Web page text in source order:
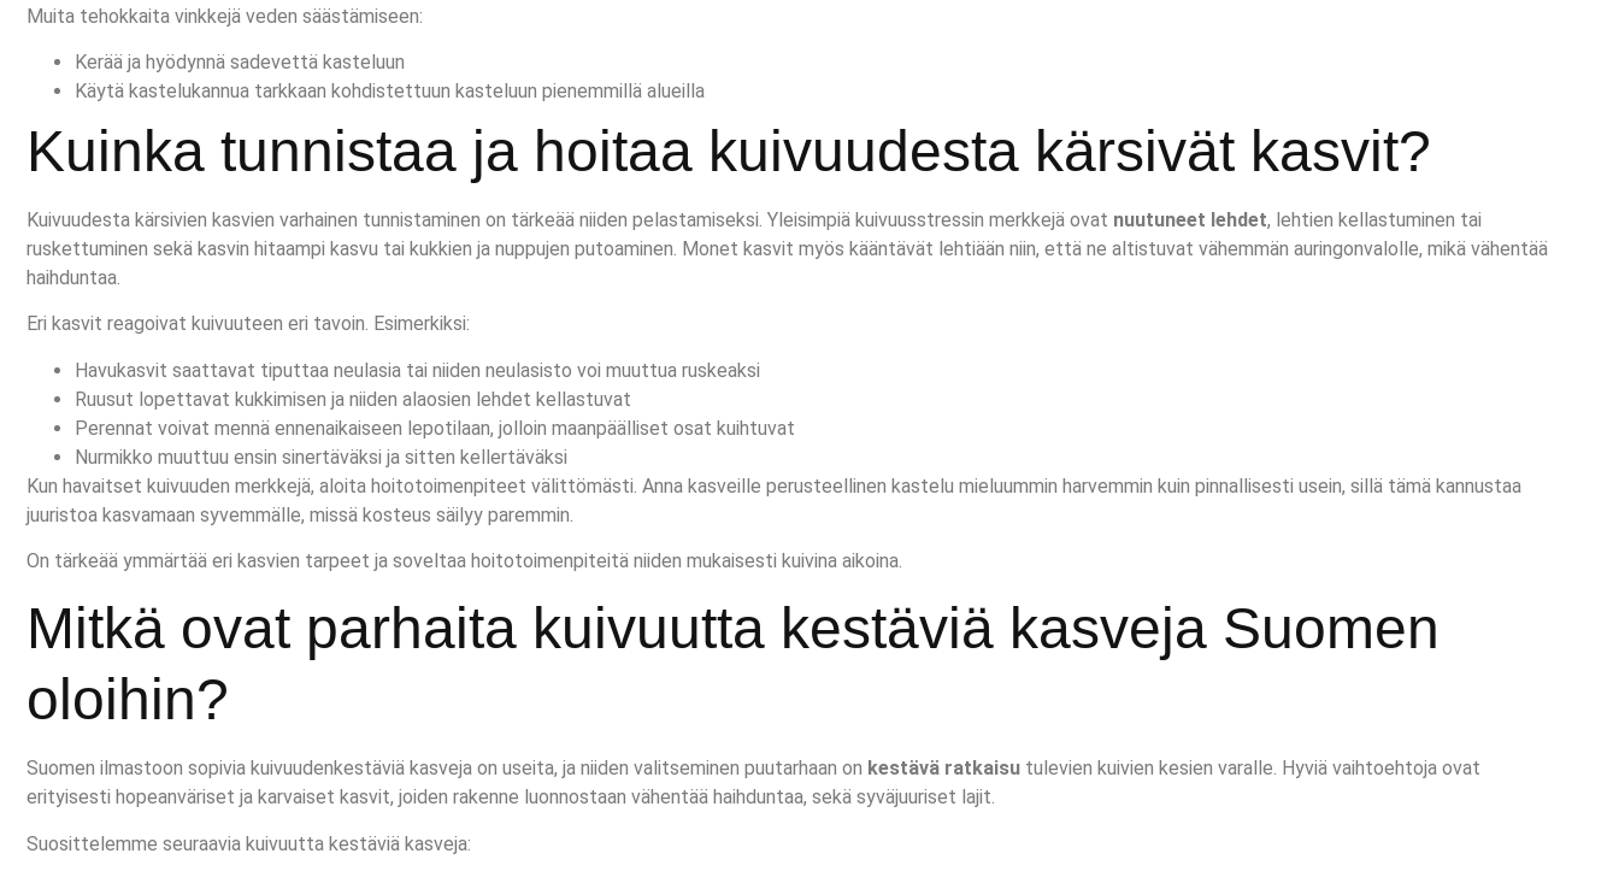
Muita tehokkaita vinkkejä veden säästämiseen:
Kerää ja hyödynnä sadevettä kasteluun
Käytä kastelukannua tarkkaan kohdistettuun kasteluun pienemmillä alueilla
Kuinka tunnistaa ja hoitaa kuivuudesta kärsivät kasvit?
Kuivuudesta kärsivien kasvien varhainen tunnistaminen on tärkeää niiden pelastamiseksi. Yleisimpiä kuivuusstressin merkkejä ovat nuutuneet lehdet, lehtien kellastuminen tai
ruskettuminen sekä kasvin hitaampi kasvu tai kukkien ja nuppujen putoaminen. Monet kasvit myös kääntävät lehtiään niin, että ne altistuvat vähemmän auringonvalolle, mikä vähentää
haihduntaa.
Eri kasvit reagoivat kuivuuteen eri tavoin. Esimerkiksi:
Havukasvit saattavat tiputtaa neulasia tai niiden neulasisto voi muuttua ruskeaksi
Ruusut lopettavat kukkimisen ja niiden alaosien lehdet kellastuvat
Perennat voivat mennä ennenaikaiseen lepotilaan, jolloin maanpäälliset osat kuihtuvat
Nurmikko muuttuu ensin sinertäväksi ja sitten kellertäväksi
Kun havaitset kuivuuden merkkejä, aloita hoitotoimenpiteet välittömästi. Anna kasveille perusteellinen kastelu mieluummin harvemmin kuin pinnallisesti usein, sillä tämä kannustaa
juuristoa kasvamaan syvemmälle, missä kosteus säilyy paremmin.
On tärkeää ymmärtää eri kasvien tarpeet ja soveltaa hoitotoimenpiteitä niiden mukaisesti kuivina aikoina.
Mitkä ovat parhaita kuivuutta kestäviä kasveja Suomen
oloihin?
Suomen ilmastoon sopivia kuivuudenkestäviä kasveja on useita, ja niiden valitseminen puutarhaan on kestävä ratkaisu tulevien kuivien kesien varalle. Hyviä vaihtoehtoja ovat
erityisesti hopeanväriset ja karvaiset kasvit, joiden rakenne luonnostaan vähentää haihduntaa, sekä syväjuuriset lajit.
Suosittelemme seuraavia kuivuutta kestäviä kasveja: